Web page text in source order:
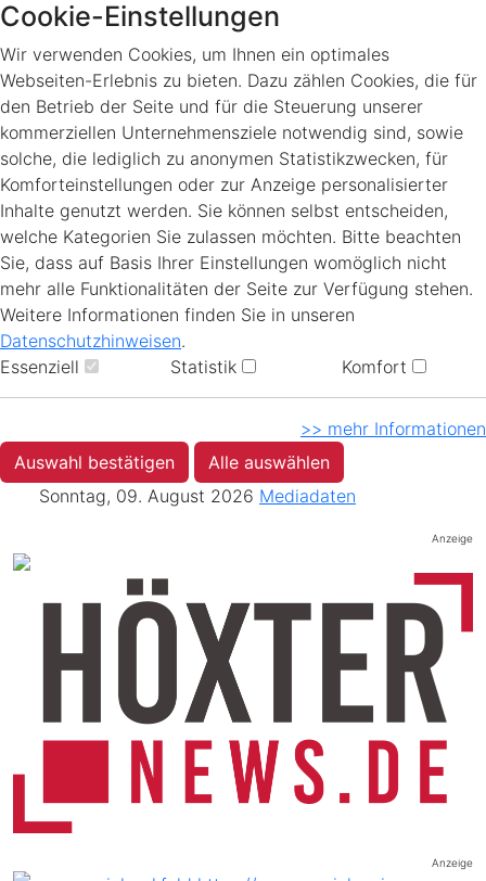
Cookie-Einstellungen
Wir verwenden Cookies, um Ihnen ein optimales
Webseiten-Erlebnis zu bieten. Dazu zählen Cookies, die für
den Betrieb der Seite und für die Steuerung unserer
kommerziellen Unternehmensziele notwendig sind, sowie
solche, die lediglich zu anonymen Statistikzwecken, für
Komforteinstellungen oder zur Anzeige personalisierter
Inhalte genutzt werden. Sie können selbst entscheiden,
welche Kategorien Sie zulassen möchten. Bitte beachten
Sie, dass auf Basis Ihrer Einstellungen womöglich nicht
mehr alle Funktionalitäten der Seite zur Verfügung stehen.
Weitere Informationen finden Sie in unseren
Datenschutzhinweisen.
Essenziell
Statistik Komfort
>> mehr Informationen
Auswahl bestätigen
Alle auswählen
Sonntag, 09. August 2026 Mediadaten
Anzeige
Anzeige